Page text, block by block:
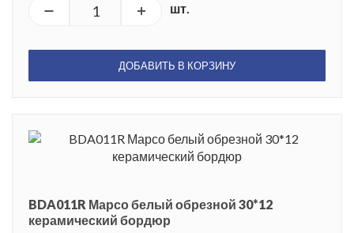
шт.
ДОБАВИТЬ В КОРЗИНУ
BDA011R Марсо белый обрезной 30*12
керамический бордюр